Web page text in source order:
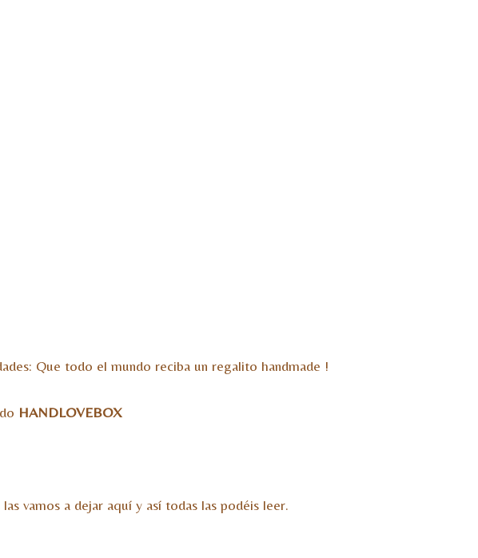
Que todo el mundo reciba un regalito handmade !
HANDLOVEBOX
vamos a dejar aquí y así todas las podéis leer.